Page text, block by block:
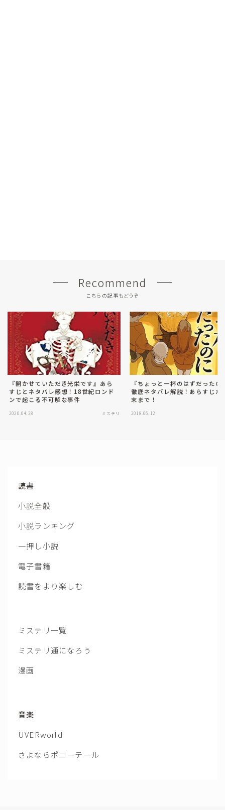
Recommend
こちらの記事もどうぞ
『開かせていただき光栄です』あら
すじとネタバレ感想！18世紀ロンド
ンで起こる不可解な事件
2020.04.28 ミステリ
『ちょっと一杯のはずだったの
徹底ネタバレ解説！あらすじか
末まで！
2018.06.12
読書
小説全般
小説ランキング
一押し小説
電子書籍
読書をより楽しむ
ミステリ一覧
ミステリ通になろう
漫画
音楽
UVERworld
さよならポニーテール